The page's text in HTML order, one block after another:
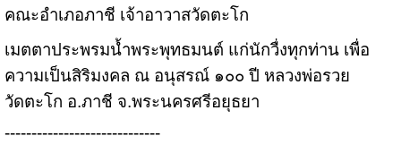
คณะอำเภอภาชี เจ้าอาวาสวัดตะโก
เมตตาประพรมน้ำพระพุทธมนต์ แก่นักวื่งทุกท่าน เพื่อ
ความเป็นสิริมงคล ณ อนุสรณ์ ๑๐๐ ปี หลวงพ่อรวย
วัดตะโก อ.ภาชี จ.พระนครศรีอยุธยา
-----------------------------